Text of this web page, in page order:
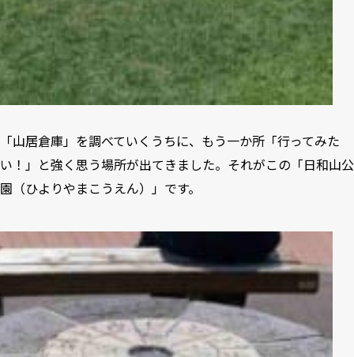
「山居倉庫」を調べていくうちに、もう一か所「行ってみた
い！」と強く思う場所が出てきました。それがこの「日和山公
園（ひよりやまこうえん）」です。